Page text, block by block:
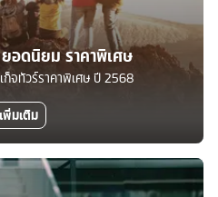
อดนิยม ราคาพิเศษ
ก็จทัวร์ราคาพิเศษ ปี 2568
พิ่มเติม